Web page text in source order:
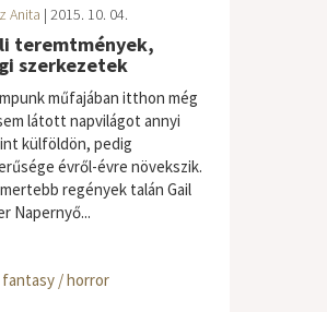
Anita | 2015. 10. 04.
teremtmények,
szerkezetek
műfajában itthon még
látott napvilágot annyi
külföldön, pedig
évről-évre növekszik.
regények talán Gail
Napernyő...
/ horror